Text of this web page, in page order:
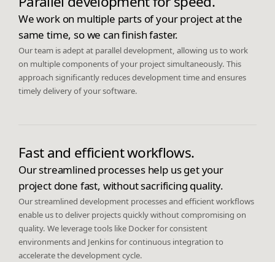
We work on multiple parts of your project at the
same time, so we can finish faster.
Our team is adept at parallel development, allowing us to work
on multiple components of your project simultaneously. This
approach significantly reduces development time and ensures
timely delivery of your software.
Fast and efficient workflows.
Our streamlined processes help us get your
project done fast, without sacrificing quality.
Our streamlined development processes and efficient workflows
enable us to deliver projects quickly without compromising on
quality. We leverage tools like Docker for consistent
environments and Jenkins for continuous integration to
accelerate the development cycle.